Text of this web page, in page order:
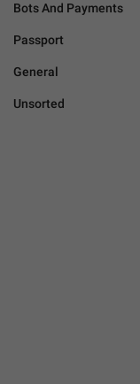
Bots And Payments
Passport
General
Unsorted